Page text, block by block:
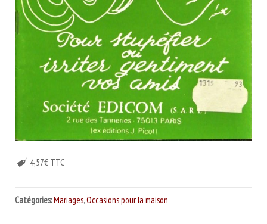
4,57€ TTC
Catégories:Mariages,Occasions pour la maison